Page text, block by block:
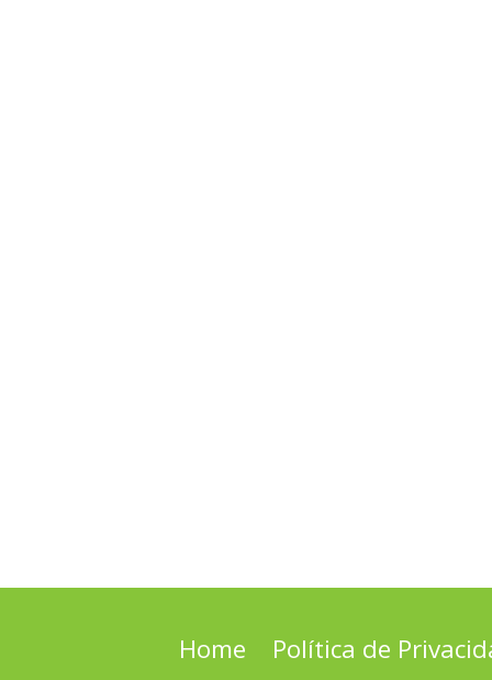
Home Política de